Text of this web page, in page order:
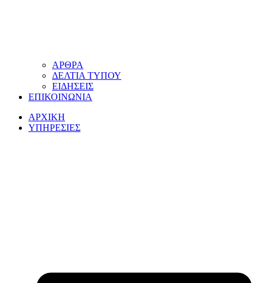
ΑΡΘΡΑ
ΔΕΛΤΙΑ ΤΥΠΟΥ
ΕΙΔΗΣΕΙΣ
ΕΠΙΚΟΙΝΩΝΙΑ
ΑΡΧΙΚΗ
ΥΠΗΡΕΣΙΕΣ